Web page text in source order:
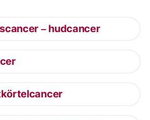
– hudcancer